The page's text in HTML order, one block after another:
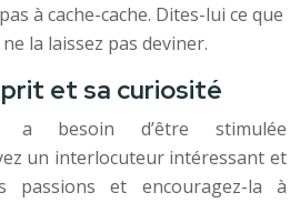
à cache-cache. Dites-lui ce que
la laissez pas deviner.
et sa curiosité
a besoin d’être stimulée
un interlocuteur intéressant et
passions et encouragez-la à